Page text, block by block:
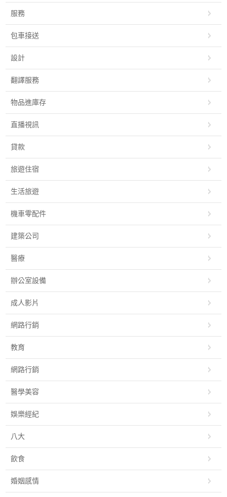
服務
包車接送
設計
翻譯服務
物品進庫存
直播視訊
貸款
旅遊住宿
生活旅遊
機車零配件
建築公司
醫療
辦公室設備
成人影片
網路行銷
教育
網路行銷
醫學美容
娛樂經紀
八大
飲食
婚姻感情